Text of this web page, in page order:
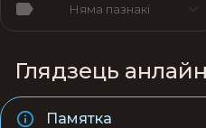
Няма пазнакі
Глядзець анлайн
Памятка